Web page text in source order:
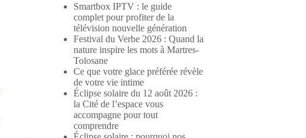
Smartbox IPTV : le guide
complet pour profiter de la
télévision nouvelle génération
Festival du Verbe 2026 : Quand la
nature inspire les mots à Martres-
Tolosane
Ce que votre glace préférée révèle
de votre vie intime
Éclipse solaire du 12 août 2026 :
la Cité de l’espace vous
accompagne pour tout
comprendre